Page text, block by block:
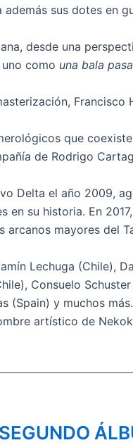
sus dotes en
desde una
como una bala
Francisco
que
de Rodrigo
Delta el año 2009,
su historia. En
arcanos mayores del
Lechuga (Chile),
Consuelo
(Spain) y muchos
artístico de